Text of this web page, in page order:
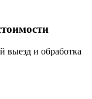
выезд и обработка